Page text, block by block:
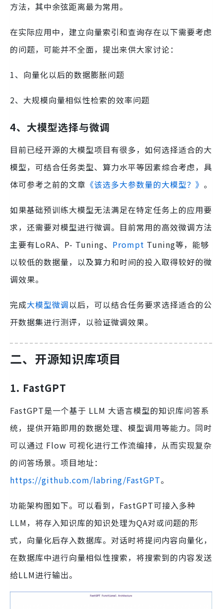
方法，其中余弦距离最为常用。
在实际应用中，建立向量索引和查询存在以下需要考虑
的问题，可能并不全面，提出来供大家讨论：
1、向量化以后的数据膨胀问题
2、大规模向量相似性检索的效率问题
4、大模型选择与微调
目前已经开源的大模型项目有很多，如何选择适合的大
模型，可结合任务类型、算力水平等因素综合考虑，具
体可参考之前的文章 《该选多大参数量的大模型？》 。
如果基础预训练大模型无法满足在特定任务上的应用要
求，还需要对模型进行微调。目前常用的高效微调方法
主要有LoRA、P- Tuning、 Prompt Tuning等，能够
以较低的数据量，以及算力和时间的投入取得较好的微
调效果。
完成大模型微调以后，可以结合任务要求选择适合的公
开数据集进行测评，以验证微调效果。
二、开源知识库项目
1. FastGPT
FastGPT是一个基于 LLM 大语言模型的知识库问答系
统，提供开箱即用的数据处理、模型调用等能力。同时
可以通过 Flow 可视化进行工作流编排，从而实现复杂
的问答场景。项目地址：
https://github.com/labring/FastGPT。
功能架构图如下。可以看到，FastGPT可接入多种
LLM，将存入知识库的知识处理为QA对或问题的形
式，向量化后存入数据库。对话时将提问内容向量化，
在数据库中进行向量相似性搜索，将搜索到的内容发送
给LLM进行输出。